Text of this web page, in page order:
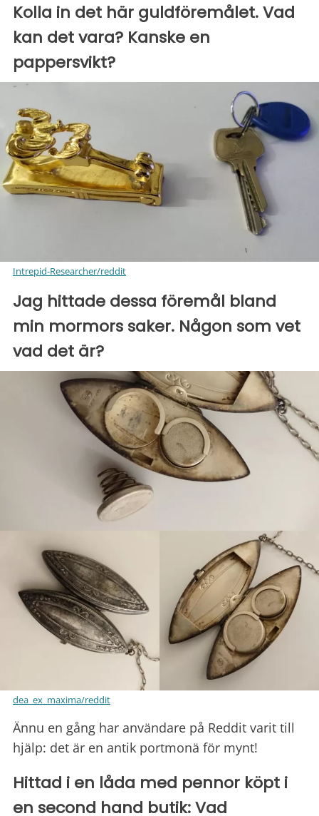
Kolla in det här guldföremålet. Vad
kan det vara? Kanske en
pappersvikt?
Intrepid-Researcher/reddit
Jag hittade dessa föremål bland
min mormors saker. Någon som vet
vad det är?
dea_ex_maxima/reddit
Ännu en gång har användare på Reddit varit till
hjälp: det är en antik portmonä för mynt!
Hittad i en låda med pennor köpt i
en second hand butik: Vad